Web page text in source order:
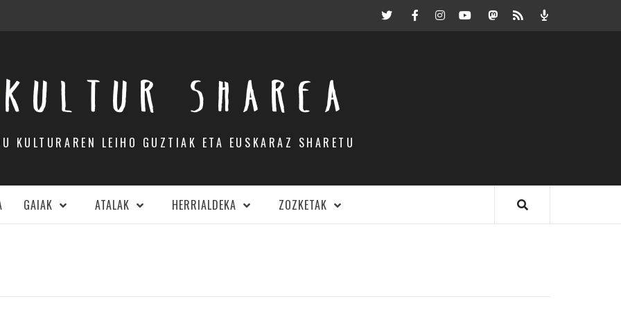
TwitterFacebookInstagramYoutubeMastodon.eus
RSS Podcast
KULTUR SHAREA
KULTURAREN LEIHO GUZTIAK ETA EUSKARAZ SHARETU
GAIAK ATALAK HERRIALDEKA ZOZKETAK